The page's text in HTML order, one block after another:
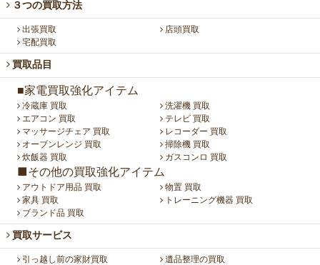
３つの買取方法
出張買取
店頭買取
宅配買取
買取品目
■家電買取強化アイテム
冷蔵庫 買取
洗濯機 買取
エアコン 買取
テレビ 買取
マッサージチェア 買取
レコーダー 買取
オーブンレンジ 買取
掃除機 買取
炊飯器 買取
ガスコンロ 買取
■その他の買取強化アイテム
アウトドア用品 買取
物置 買取
家具 買取
トレーニング機器 買取
ブランド品 買取
買取サービス
引っ越し前の家財買取 遺品整理の買取